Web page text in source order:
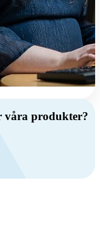
våra produkter?